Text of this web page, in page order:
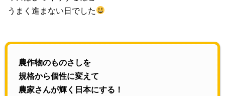
うまく進まない日でした
農作物のものさしを
規格から個性に変えて
農家さんが輝く日本にする！